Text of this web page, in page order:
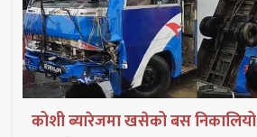
कोशी ब्यारेजमा खसेको बस निकालियो